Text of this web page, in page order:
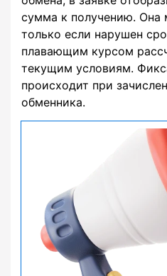
сумма к получению. Она
только если нарушен
плавающим курсом
текущим условиям.
происходит при
обменника.